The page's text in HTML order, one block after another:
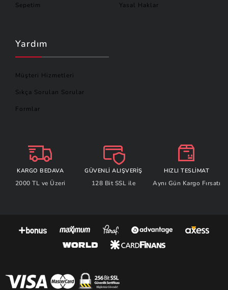
Sepetim Yasal Haklar
Yardım
Müşteri Hizmetleri
Sıkça Sorulan Sorular
Formlar
KARGO BEDAVA
2000 TL ve Üzeri
GÜVENLİ ALIŞVERİŞ
128 Bit SSL ile
HIZLI TESLİMAT
Aynı Gün Kargo Fırsatı